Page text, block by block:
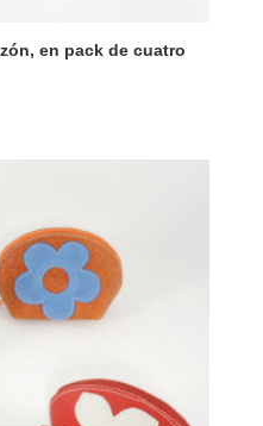
en pack de cuatro